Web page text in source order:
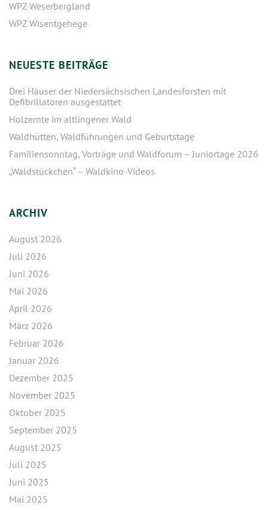
WPZ Weserbergland
WPZ Wisentgehege
NEUESTE BEITRÄGE
Drei Häuser der Niedersächsischen Landesforsten mit
Defibrillatoren ausgestattet
Holzernte im altlingener Wald
Waldhütten, Waldführungen und Geburtstage
Familiensonntag, Vorträge und Waldforum – Juniortage 2026
„Waldstückchen“ – Waldkino-Videos
ARCHIV
August 2026
Juli 2026
Juni 2026
Mai 2026
April 2026
März 2026
Februar 2026
Januar 2026
Dezember 2025
November 2025
Oktober 2025
September 2025
August 2025
Juli 2025
Juni 2025
Mai 2025